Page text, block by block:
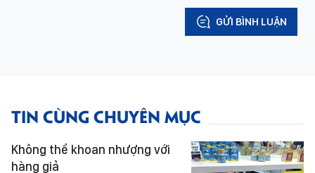
GỬI BÌNH LUẬN
TIN CÙNG CHUYÊN MỤC
Không thể khoan nhượng với
hàng giả